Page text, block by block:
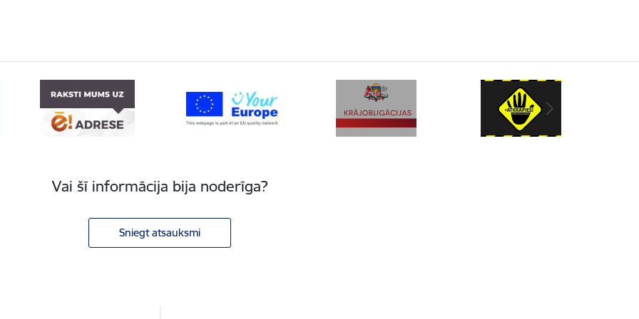
Vai šī informācija bija noderīga?
Sniegt atsauksmi